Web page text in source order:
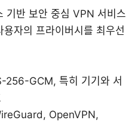
기반 보안 중심 VPN 서비스
자의 프라이버시를 최우선
256-GCM, 특히 기기와 서
OpenVPN,